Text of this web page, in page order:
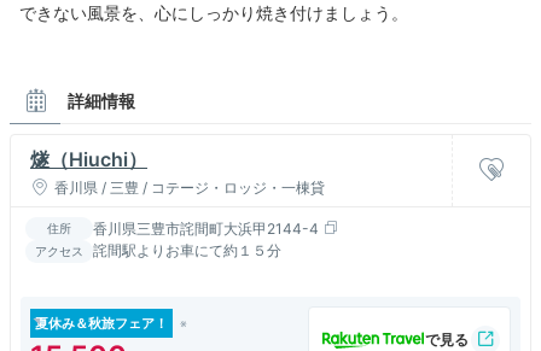
できない風景を、心にしっかり焼き付けましょう。
詳細情報
燧（Hiuchi）
香川県 / 三豊 / コテージ・ロッジ・一棟貸
住所 香川県三豊市詫間町大浜甲2144-4
アクセス 詫間駅よりお車にて約１５分
夏休み＆秋旅フェア！